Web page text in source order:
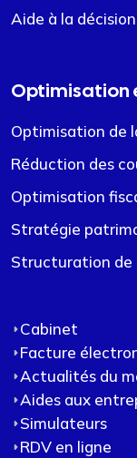
Aide à la décision
Optimisation
Optimisation de
Réduction des
Optimisation
Stratégie
Structuration de
Cabinet
Facture
Actualités du
Aides aux
Simulateurs
RDV en ligne